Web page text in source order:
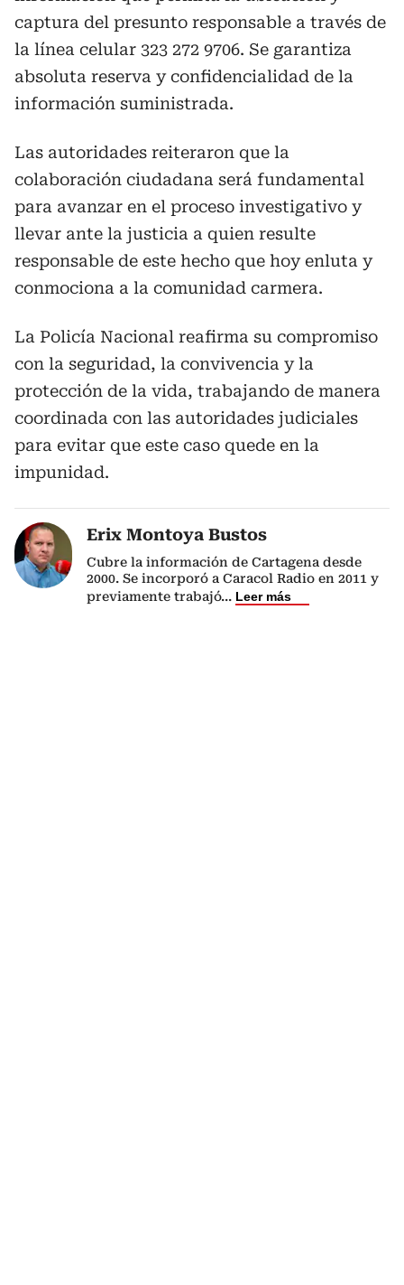
captura del presunto responsable a través de
la línea celular 323 272 9706. Se garantiza
absoluta reserva y confidencialidad de la
información suministrada.
Las autoridades reiteraron que la
colaboración ciudadana será fundamental
para avanzar en el proceso investigativo y
llevar ante la justicia a quien resulte
responsable de este hecho que hoy enluta y
conmociona a la comunidad carmera.
La Policía Nacional reafirma su compromiso
con la seguridad, la convivencia y la
protección de la vida, trabajando de manera
coordinada con las autoridades judiciales
para evitar que este caso quede en la
impunidad.
Erix Montoya Bustos
Cubre la información de Cartagena desde
2000. Se incorporó a Caracol Radio en 2011 y
previamente trabajó... Leer más